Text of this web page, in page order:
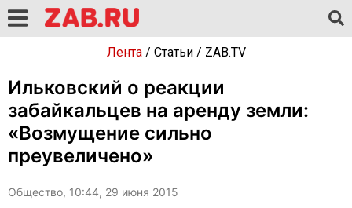
Лента/ Статьи/ ZAB.TV
Ильковский о реакции
забайкальцев на аренду земли:
«Возмущение сильно
преувеличено»
Общество, 10:44, 29 июня 2015